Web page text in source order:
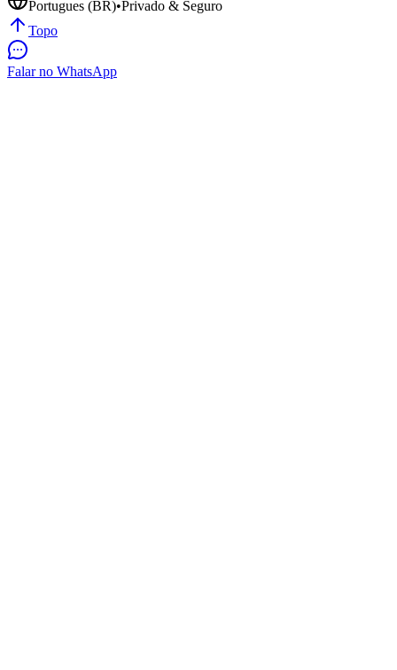
Portugues (BR)•Privado & Seguro
Topo
Falar no WhatsApp